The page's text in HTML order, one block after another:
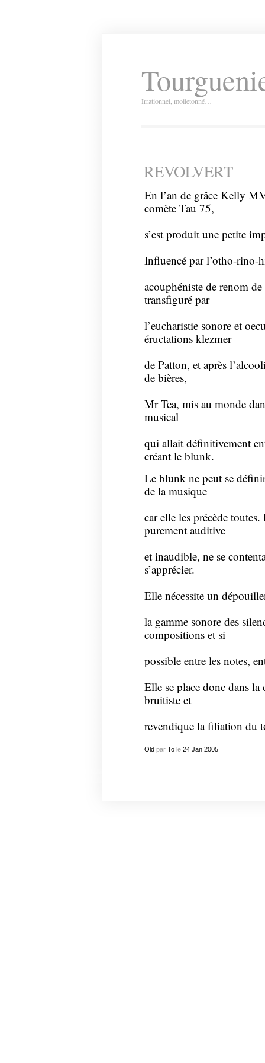
Irrationnel, molletonné…
REVOLVERT
En l’an de grâce Kelly
comète Tau 75,
s’est produit une petite
Influencé par l’otho-rino-
acouphéniste de renom
transfiguré par
l’eucharistie sonore et
éructations klezmer
de Patton, et après
de bières,
Mr Tea, mis au monde
musical
qui allait définitivement
créant le blunk.
Le blunk ne peut se
de la musique
car elle les précède
purement auditive
et inaudible, ne se
s’apprécier.
Elle nécessite un
la gamme sonore des
compositions et si
possible entre les notes,
Elle se place donc dans
bruitiste et
revendique la filiation du
Old par Tole 24 Jan 2005